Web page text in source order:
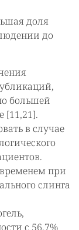
доля
до
большей
[11,21].
в случае
при
слинга
с 56,7%